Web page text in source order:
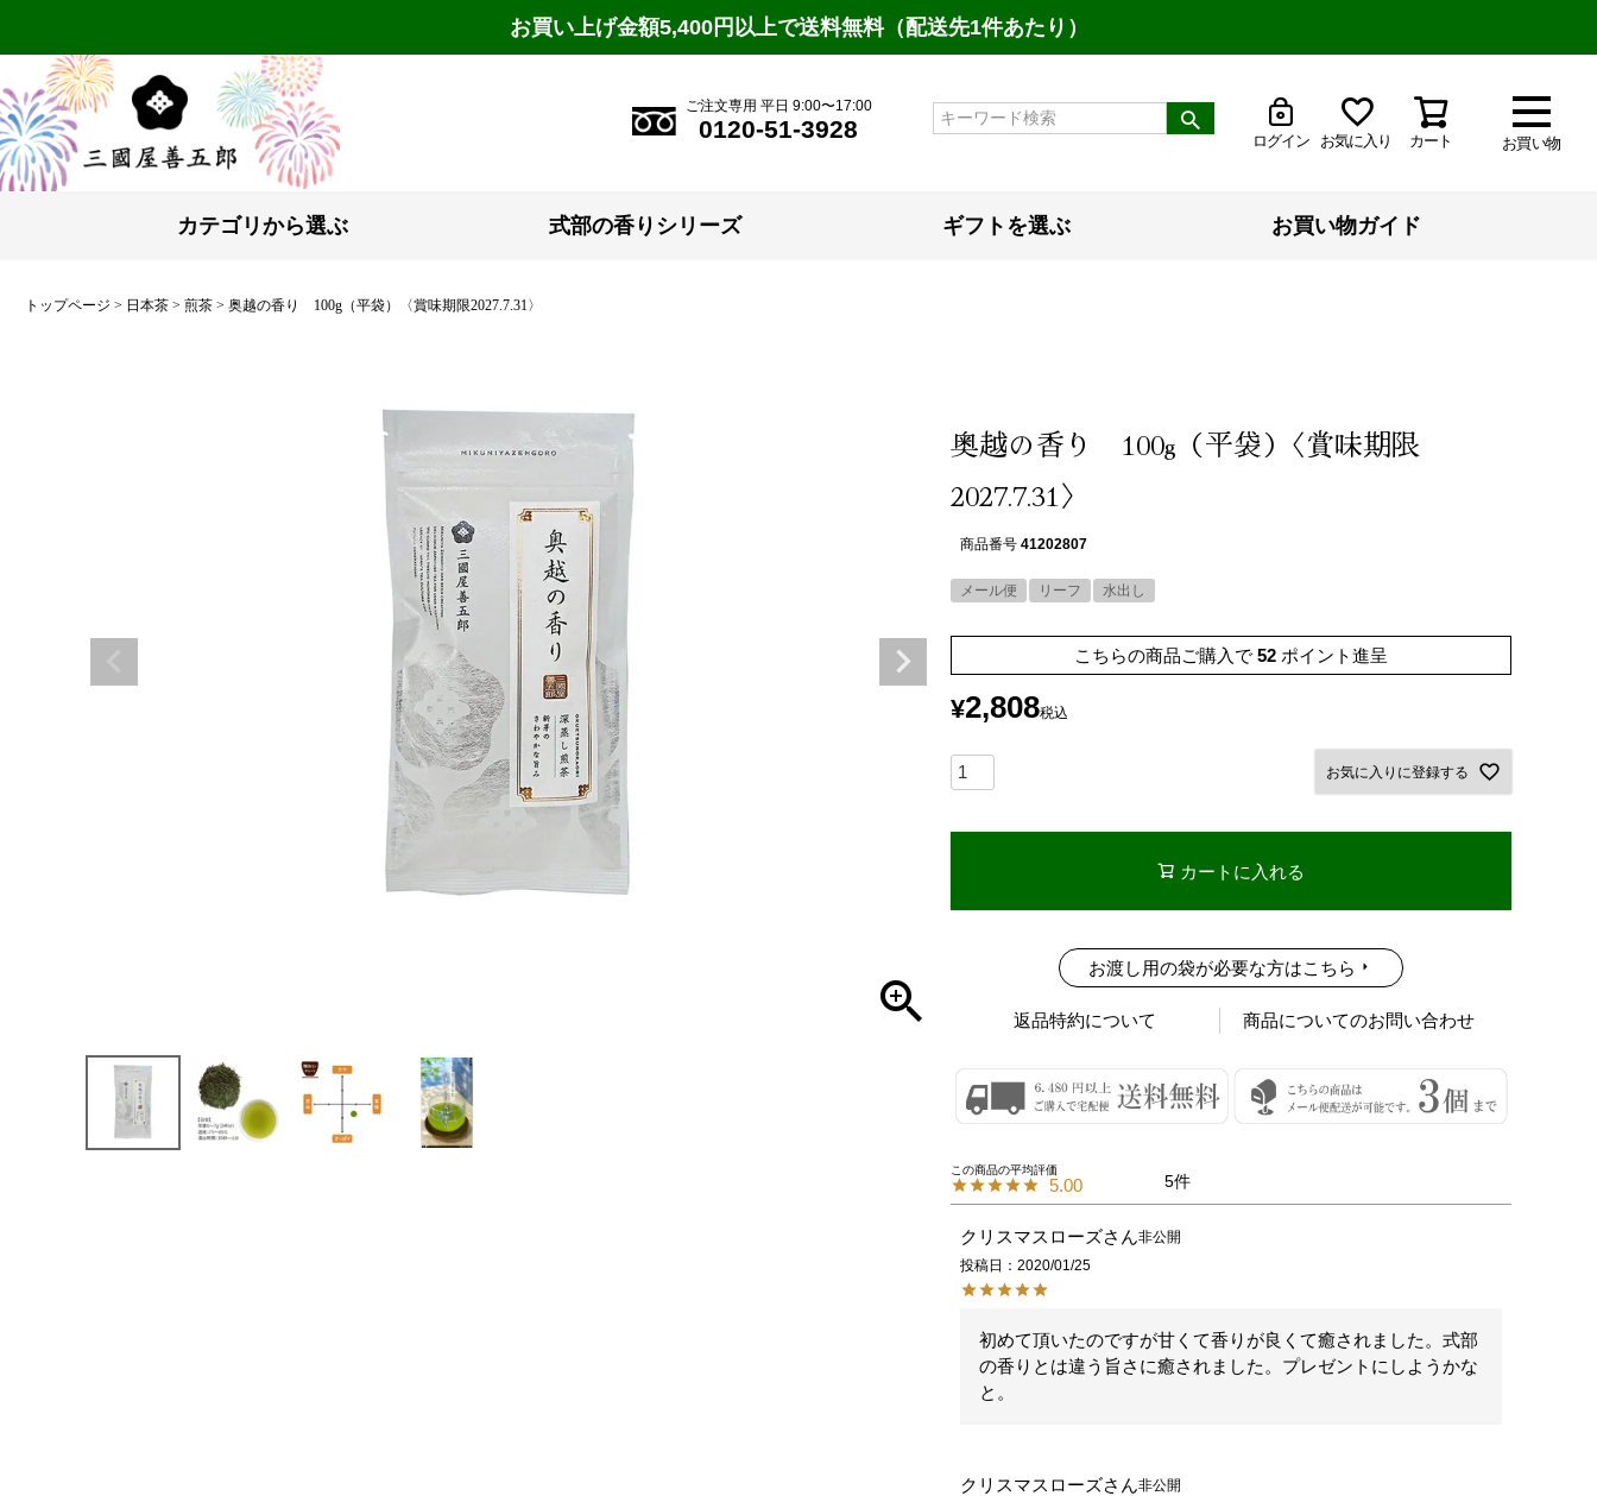
お買い上げ金額5,400円以上で送料無料（配送先1件あたり）
お買い物
ご注文専用 平日 9:00〜17:00
0120-51-3928 ログイン お気に入り カート
カテゴリから選ぶ 式部の香りシリーズ ギフトを選ぶ お買い物ガイド
トップページ 日本茶 煎茶 奥越の香り 100g（平袋）〈賞味期限2027.7.31〉
奥越の香り 100g（平袋）〈賞味期限
2027.7.31〉
商品番号 41202807
メール便 リーフ 水出し
こちらの商品ご購入で 52 ポイント進呈
¥2,808税込
お気に入りに登録する
カートに入れる
お渡し用の袋が必要な方はこちら
返品特約について 商品についてのお問い合わせ
5.00 5
クリスマスローズ
非公開
投稿日
2020/01/25
初めて頂いたのですが甘くて香りが良くて癒されました。式部
の香りとは違う旨さに癒されました。プレゼントにしようかな
と。
クリスマスローズ
非公開